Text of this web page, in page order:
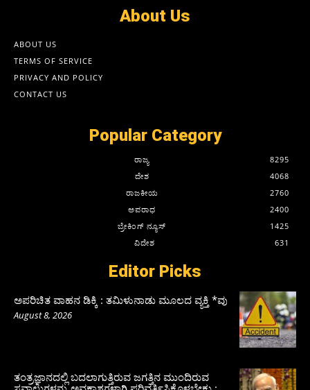
About Us
ABOUT US
TERMS OF SERVICE
PRIVACY AND POLICY
CONTACT US
Popular Category
ರಾಜ್ಯ
8295
ದೇಶ
4068
ರಾಜಕೀಯ
2760
ಅಪರಾಧ
2400
ಬ್ರೇಕಿಂಗ್ ನ್ಯೂಸ್
1425
ವಿದೇಶ
631
Editor Picks
ಅಪರಿಚಿತ ವಾಹನ ಡಿಕ್ಕಿ : ತಮಿಳುನಾಡು ಮೂಲದ ವ್ಯಕ್ತಿ *ವು
August 8, 2026
ತಂತ್ರಜ್ಞಾನದಲ್ಲಿ ಬದಲಾಗುತ್ತಿರುವ ಜಗತ್ತಿನ ಮುಂದಿರುವ